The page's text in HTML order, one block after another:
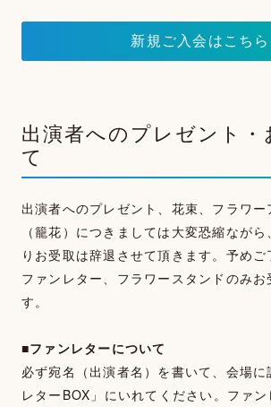
新規ご入会はこちら
出演者へのプレゼント・
て
出演者へのプレゼント、花束、フラワー
（籠花）につきましては大変恐縮なが
りお受取は辞退させて頂きます。予めご
ファンレター、フラワースタンドのみお
す。
■ファンレターについて
必ず宛名（出演者名）を書いて、会場
レターBOX」にいれてください。ファ